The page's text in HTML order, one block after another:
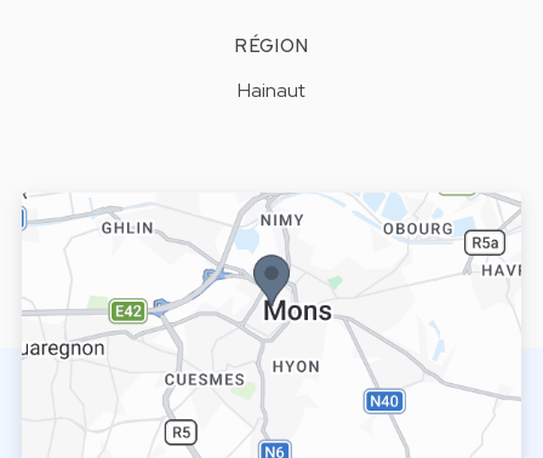
RÉGION
Hainaut